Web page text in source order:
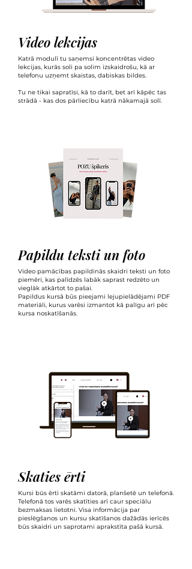
Video lekcijas
Katrā modulī tu saņemsi koncentrētas video
lekcijas, kurās soli pa solim izskaidrošu, kā ar
telefonu uzņemt skaistas, dabiskas bildes.
Tu ne tikai sapratīsi, kā to darīt, bet arī kāpēc tas
strādā - kas dos pārliecību katrā nākamajā solī.
Papildu teksti un foto
Video pamācības papildinās skaidri teksti un foto
piemēri, kas palīdzēs labāk saprast redzēto un
vieglāk atkārtot to pašai.
Papildus kursā būs pieejami lejupielādējami PDF
materiāli, kurus varēsi izmantot kā palīgu arī pēc
kursa noskatīšanās.
Skaties ērti
Kursi būs ērti skatāmi datorā, planšetē un telefonā.
Telefonā tos varēs skatīties arī caur speciālu
bezmaksas lietotni. Visa informācija par
pieslēgšanos un kursu skatīšanos dažādās ierīcēs
būs skaidri un saprotami aprakstīta pašā kursā.